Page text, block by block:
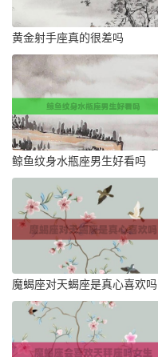
黄金射手座真的很差吗
鲸鱼纹身水瓶座男生好看吗
魔蝎座对天蝎座是真心喜欢吗